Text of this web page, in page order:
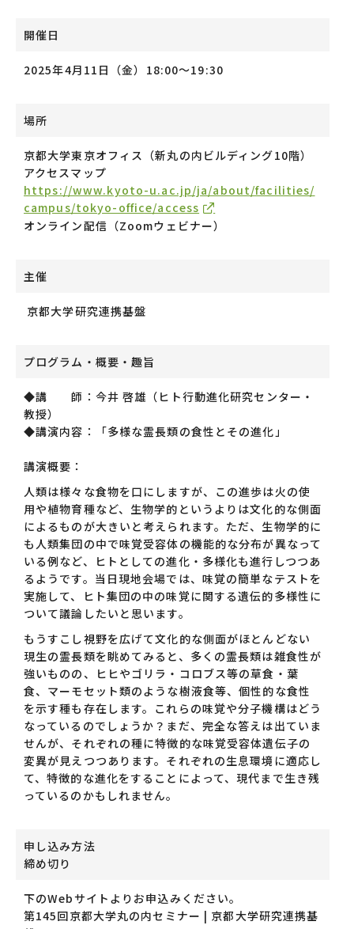
開催日
2025年4⽉11日（⾦）18:00〜19:30
場所
京都⼤学東京オフィス（新丸の内ビルディング10階）
アクセスマップ
https://www.kyoto-u.ac.jp/ja/about/facilities/
campus/tokyo-office/access
オンライン配信（Zoomウェビナー）
主催
京都大学研究連携基盤
プログラム・概要・趣旨
◆講 師：今井 啓雄（ヒト行動進化研究センター・
教授）
◆講演内容：「多様な霊長類の食性とその進化」
講演概要：
人類は様々な食物を口にしますが、この進歩は火の使
用や植物育種など、生物学的というよりは文化的な側面
によるものが大きいと考えられます。ただ、生物学的に
も人類集団の中で味覚受容体の機能的な分布が異なって
いる例など、ヒトとしての進化・多様化も進行しつつあ
るようです。当日現地会場では、味覚の簡単なテストを
実施して、ヒト集団の中の味覚に関する遺伝的多様性に
ついて議論したいと思います。
もうすこし視野を広げて文化的な側面がほとんどない
現生の霊長類を眺めてみると、多くの霊長類は雑食性が
強いものの、ヒヒやゴリラ・コロブス等の草食・葉
食、マーモセット類のような樹液食等、個性的な食性
を示す種も存在します。これらの味覚や分子機構はどう
なっているのでしょうか？まだ、完全な答えは出ていま
せんが、それぞれの種に特徴的な味覚受容体遺伝子の
変異が見えつつあります。それぞれの生息環境に適応し
て、特徴的な進化をすることによって、現代まで生き残
っているのかもしれません。
申し込み方法
締め切り
下のWebサイトよりお申込みください。
第145回京都⼤学丸の内セミナー | 京都⼤学研究連携基